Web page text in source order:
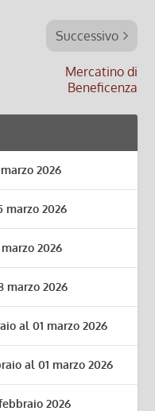
Successivo
Mercatino di
Beneficenza
2026
marzo 2026
2026
marzo 2026
al 01 marzo 2026
al 01 marzo 2026
2026